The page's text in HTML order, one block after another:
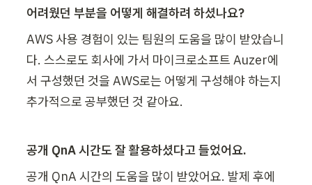
어려웠던 부분을 어떻게 해결하려 하셨나요?
AWS 사용 경험이 있는 팀원의 도움을 많이 받았습니
다. 스스로도 회사에 가서 마이크로소프트 Auzer에
서 구성했던 것을 AWS로는 어떻게 구성해야 하는지
추가적으로 공부했던 것 같아요.
공개 QnA 시간도 잘 활용하셨다고 들었어요.
공개 QnA 시간의 도움을 많이 받았어요. 발제 후에